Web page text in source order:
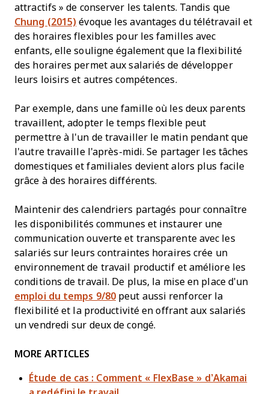
attractifs » de conserver les talents. Tandis que
Chung (2015) évoque les avantages du télétravail et
des horaires flexibles pour les familles avec
enfants, elle souligne également que la flexibilité
des horaires permet aux salariés de développer
leurs loisirs et autres compétences.
Par exemple, dans une famille où les deux parents
travaillent, adopter le temps flexible peut
permettre à l'un de travailler le matin pendant que
l'autre travaille l'après-midi. Se partager les tâches
domestiques et familiales devient alors plus facile
grâce à des horaires différents.
Maintenir des calendriers partagés pour connaître
les disponibilités communes et instaurer une
communication ouverte et transparente avec les
salariés sur leurs contraintes horaires crée un
environnement de travail productif et améliore les
conditions de travail. De plus, la mise en place d'un
emploi du temps 9/80 peut aussi renforcer la
flexibilité et la productivité en offrant aux salariés
un vendredi sur deux de congé.
MORE ARTICLES
Étude de cas : Comment « FlexBase » d’Akamai